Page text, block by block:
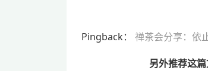
Pingback： 禅茶会分享：依
另外推荐这篇